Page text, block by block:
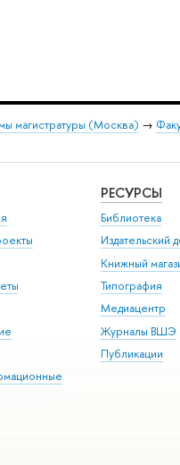
магистратуры (Москва) →
РЕСУРСЫ
Библиотека
Издательский
Книжный
Типография
Медиацентр
Журналы ВШЭ
Публикации